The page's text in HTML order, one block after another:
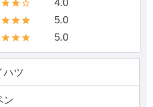
4.0
5.0
5.0
ハツ
ン